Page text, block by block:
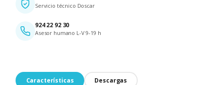
Servicio técnico Doscar
924 22 92 30
Asesor humano L-V 9-19 h
Características Descargas